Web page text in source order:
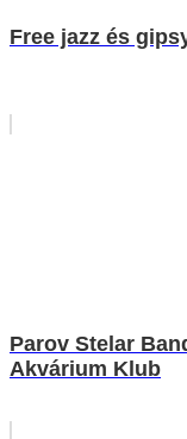
Free jazz és
Parov Stelar
Akvárium Klub